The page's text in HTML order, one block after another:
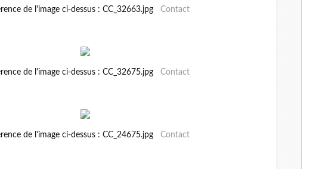
de l'image ci-dessus : CC_32663.jpg Contact
de l'image ci-dessus : CC_32675.jpg Contact
de l'image ci-dessus : CC_24675.jpg Contact